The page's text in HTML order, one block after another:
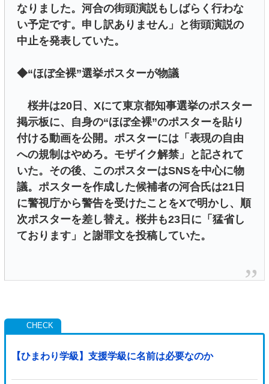
なりました。河合の街頭演説もしばらく行わな
い予定です。申し訳ありません」と街頭演説の
中止を発表していた。
◆“ほぼ全裸”選挙ポスターが物議
桜井は20日、Xにて東京都知事選挙のポスター
掲示板に、自身の“ほぼ全裸”のポスターを貼り
付ける動画を公開。ポスターには「表現の自由
への規制はやめろ。モザイク解禁」と記されて
いた。その後、このポスターはSNSを中心に物
議。ポスターを作成した候補者の河合氏は21日
に警視庁から警告を受けたことをXで明かし、順
次ポスターを差し替え。桜井も23日に「猛省し
ております」と謝罪文を投稿していた。
【ひまわり学級】支援学級に名前は必要なのか